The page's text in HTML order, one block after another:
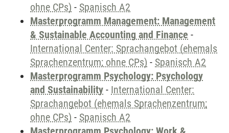
ohne CPs) - Spanisch A2
Masterprogramm Management: Management
& Sustainable Accounting and Finance -
International Center: Sprachangebot (ehemals
Sprachenzentrum; ohne CPs) - Spanisch A2
Masterprogramm Psychology: Psychology
and Sustainability - International Center:
Sprachangebot (ehemals Sprachenzentrum;
ohne CPs) - Spanisch A2